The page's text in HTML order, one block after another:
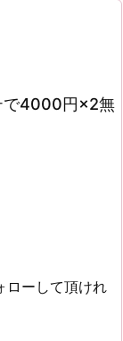
で4000円×2無
ローして頂けれ